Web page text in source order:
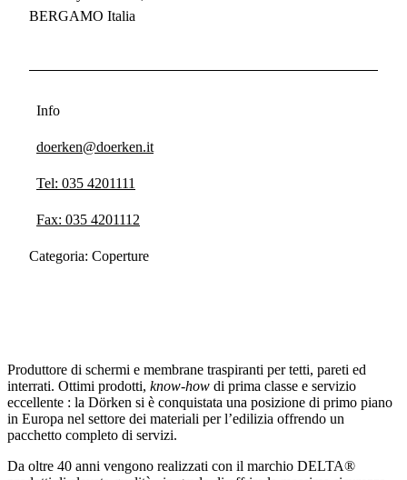
BERGAMO Italia
Info
doerken@doerken.it
Tel: 035 4201111
Fax: 035 4201112
Categoria: Coperture
Produttore di schermi e membrane traspiranti per tetti, pareti ed
interrati. Ottimi prodotti, know-how di prima classe e servizio
eccellente : la Dörken si è conquistata una posizione di primo piano
in Europa nel settore dei materiali per l’edilizia offrendo un
pacchetto completo di servizi.
Da oltre 40 anni vengono realizzati con il marchio DELTA®